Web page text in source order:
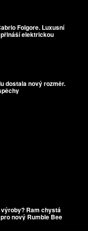
Folgore. Luxusní
elektrickou
dostala nový rozměr.
Ram chystá
nový Rumble Bee